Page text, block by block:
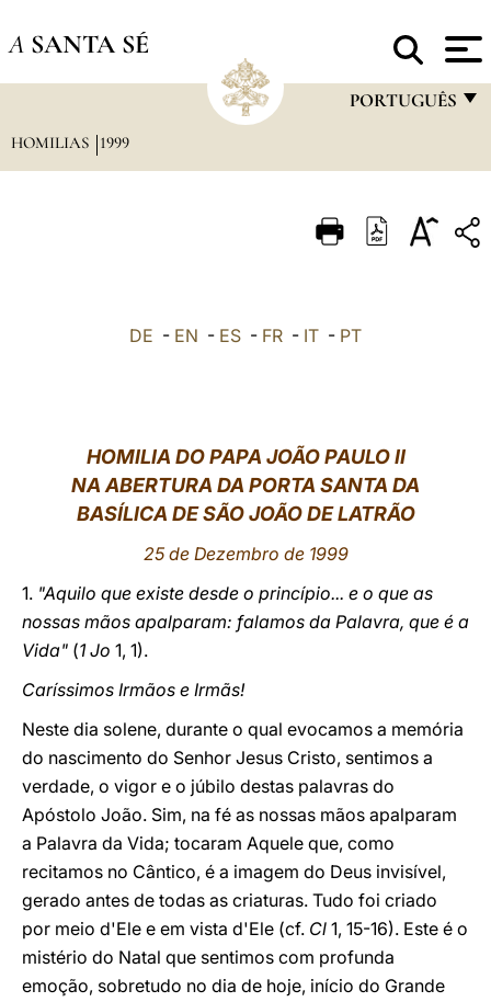
A SANTA SÉ
PORTUGUÊS
ITALIANO
中文
LATINE
HOMILIAS 1999
DE - EN - ES - FR - IT - PT
HOMILIA DO PAPA JOÃO PAULO II
NA ABERTURA DA PORTA SANTA DA
BASÍLICA DE SÃO JOÃO DE LATRÃO
25 de Dezembro de 1999
1. "Aquilo que existe desde o princípio... e o que as
nossas mãos apalparam: falamos da Palavra, que é a
Vida" (1 Jo 1, 1).
Caríssimos Irmãos e Irmãs!
Neste dia solene, durante o qual evocamos a memória
do nascimento do Senhor Jesus Cristo, sentimos a
verdade, o vigor e o júbilo destas palavras do
Apóstolo João. Sim, na fé as nossas mãos apalparam
a Palavra da Vida; tocaram Aquele que, como
recitamos no Cântico, é a imagem do Deus invisível,
gerado antes de todas as criaturas. Tudo foi criado
por meio d'Ele e em vista d'Ele (cf. Cl 1, 15-16). Este é o
mistério do Natal que sentimos com profunda
emoção, sobretudo no dia de hoje, início do Grande